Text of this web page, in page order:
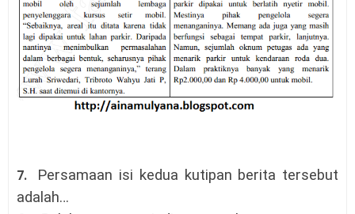
7. Persamaan isi kedua kutipan berita tersebut
adalah…